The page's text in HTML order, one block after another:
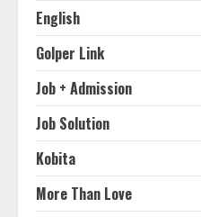
English
Golper Link
Job + Admission
Job Solution
Kobita
More Than Love